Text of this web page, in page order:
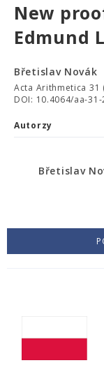
New
Edmund
Břetislav Novák
Acta Arithmetica 31
DOI: 10.4064/aa-
Autorzy
Břetislav